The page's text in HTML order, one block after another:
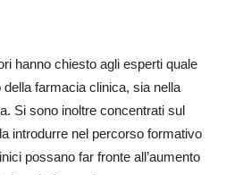
hanno chiesto agli esperti quale
farmacia clinica, sia nella
Si sono inoltre concentrati sul
introdurre nel percorso formativo
possano far fronte all’aumento